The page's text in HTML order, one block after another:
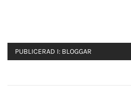
PUBLICERAD I: BLOGGAR